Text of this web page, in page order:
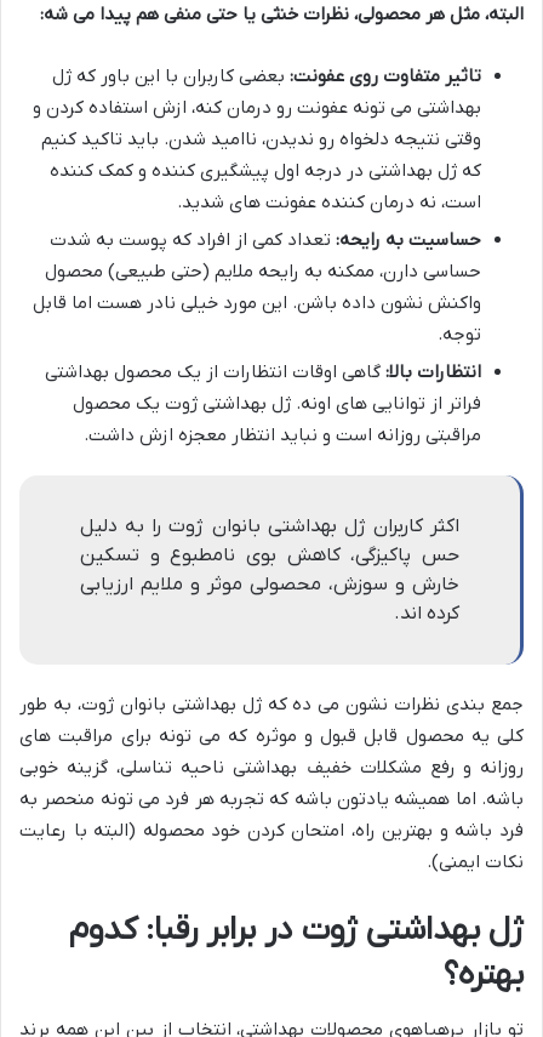
البته، مثل هر محصولی، نظرات خنثی یا حتی منفی هم پیدا می شه:
تاثیر متفاوت روی عفونت: بعضی کاربران با این باور که ژل
بهداشتی می تونه عفونت رو درمان کنه، ازش استفاده کردن و
وقتی نتیجه دلخواه رو ندیدن، ناامید شدن. باید تاکید کنیم
که ژل بهداشتی در درجه اول پیشگیری کننده و کمک کننده
است، نه درمان کننده عفونت های شدید.
حساسیت به رایحه: تعداد کمی از افراد که پوست به شدت
حساسی دارن، ممکنه به رایحه ملایم (حتی طبیعی) محصول
واکنش نشون داده باشن. این مورد خیلی نادر هست اما قابل
توجه.
انتظارات بالا: گاهی اوقات انتظارات از یک محصول بهداشتی
فراتر از توانایی های اونه. ژل بهداشتی ژوت یک محصول
مراقبتی روزانه است و نباید انتظار معجزه ازش داشت.
اکثر کاربران ژل بهداشتی بانوان ژوت را به دلیل
حس پاکیزگی، کاهش بوی نامطبوع و تسکین
خارش و سوزش، محصولی موثر و ملایم ارزیابی
کرده اند.
جمع بندی نظرات نشون می ده که ژل بهداشتی بانوان ژوت، به طور
کلی یه محصول قابل قبول و موثره که می تونه برای مراقبت های
روزانه و رفع مشکلات خفیف بهداشتی ناحیه تناسلی، گزینه خوبی
باشه. اما همیشه یادتون باشه که تجربه هر فرد می تونه منحصر به
فرد باشه و بهترین راه، امتحان کردن خود محصوله (البته با رعایت
نکات ایمنی).
ژل بهداشتی ژوت در برابر رقبا: کدوم
بهتره؟
تو بازار پرهیاهوی محصولات بهداشتی، انتخاب از بین این همه برند